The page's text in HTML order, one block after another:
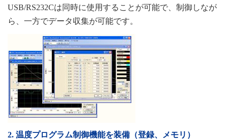
USB/RS232Cは同時に使用することが可能で、制御しなが
ら、一方でデータ収集が可能です。
2. 温度プログラム制御機能を装備（登録、メモリ）